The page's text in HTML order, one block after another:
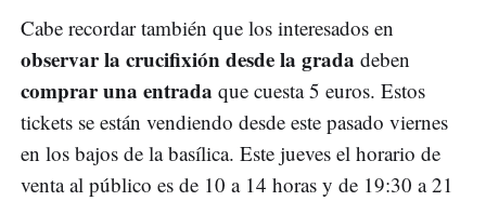
Cabe recordar también que los interesados en
observar la crucifixión desde la grada deben
comprar una entrada que cuesta 5 euros. Estos
tickets se están vendiendo desde este pasado viernes
en los bajos de la basílica. Este jueves el horario de
venta al público es de 10 a 14 horas y de 19:30 a 21